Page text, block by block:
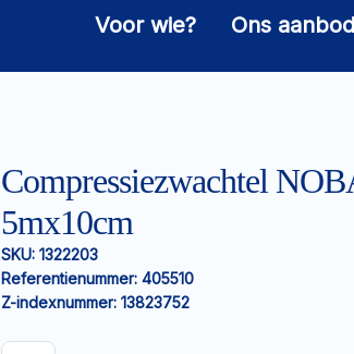
Voor wie? Ons aanbod
Compressiezwachtel
5mx10cm
SKU: 1322203
Referentienummer: 405510
Z-indexnummer: 13823752